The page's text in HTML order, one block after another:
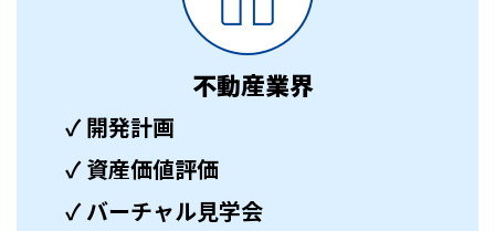
不動産業界
✓ 開発計画
✓ 資産価値評価
✓ バーチャル見学会